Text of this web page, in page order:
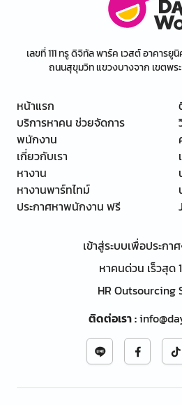
เลขที่ 111 ทรู ดิจิทัล พาร์ค เวสต์ อาคารยู
ถนนสุขุมวิท แขวงบางจาก เขตพร
หน้าแรก
บริการหาคน ช่วยจัดการ
พนักงาน
เกี่ยวกับเรา
หางาน
หางานพาร์ทไทม์
ประกาศหาพนักงาน ฟรี
เข้าสู่ระบบเพื่อประกา
หาคนด่วน เร็วสุด
HR Outsourcing
ติดต่อเรา: